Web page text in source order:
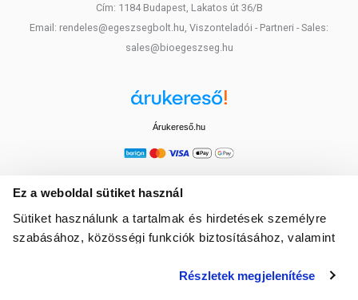
Ez a weboldal sütiket használ
Sütiket használunk a tartalmak és hirdetések személyre
szabásához, közösségi funkciók biztosításához, valamint
média-, hirdető- és elemező partnereinkkel megosztjuk az
Részletek megjelenítése
Cím: 1184 Budapest, Lakatos út 36/B
Email: rendeles@egeszsegbolt.hu, Viszonteladói - Partneri - Sales:
sales@bioegeszseg.hu
Árukereső.hu